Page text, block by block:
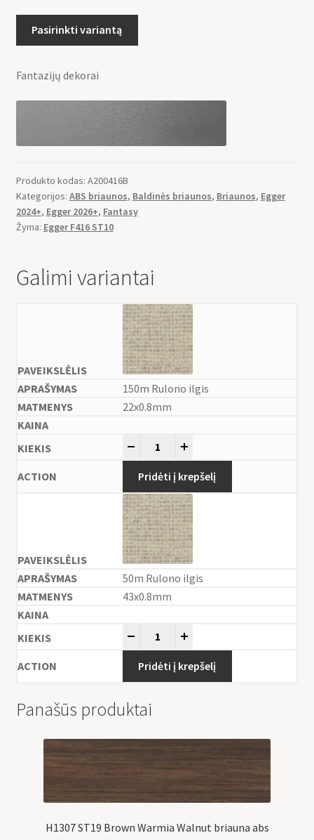
Pasirinkti variantą
Fantazijų dekorai
Produkto kodas: A200416B
Kategorijos: ABS briaunos, Baldinės briaunos, Briaunos, Egger
2024+, Egger 2026+, Fantasy
Žyma: Egger F416 ST10
Galimi variantai
150m Rulono ilgis
22x0.8mm
Pridėti į krepšelį
50m Rulono ilgis
43x0.8mm
Pridėti į krepšelį
Panašūs produktai
H1307 ST19 Brown Warmia Walnut briauna abs